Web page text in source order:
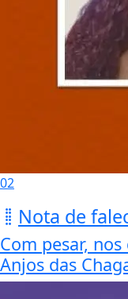
02
Nota de
Com pesar,
Anjos das